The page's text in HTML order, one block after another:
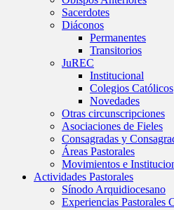
Sacerdotes
Diáconos
Permanentes
Transitorios
JuREC
Institucional
Colegios Católicos
Novedades
Otras circunscripciones
Asociaciones de Fieles
Consagradas y
Áreas Pastorales
Movimientos e
Actividades Pastorales
Sínodo Arquidiocesano
Experiencias Pastorales